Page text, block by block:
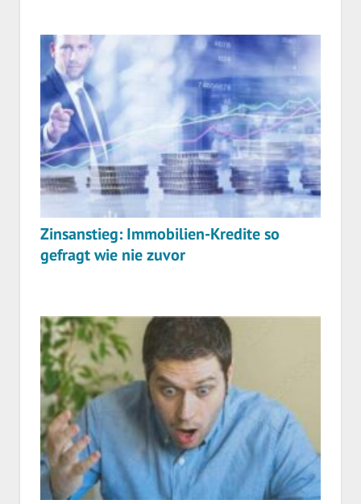
Zinsanstieg: Immobilien-Kredite so
gefragt wie nie zuvor